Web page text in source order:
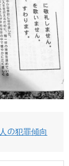
の犯罪傾向